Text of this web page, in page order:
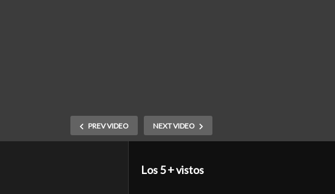
PREV VIDEO NEXT VIDEO
Los 5 + vistos